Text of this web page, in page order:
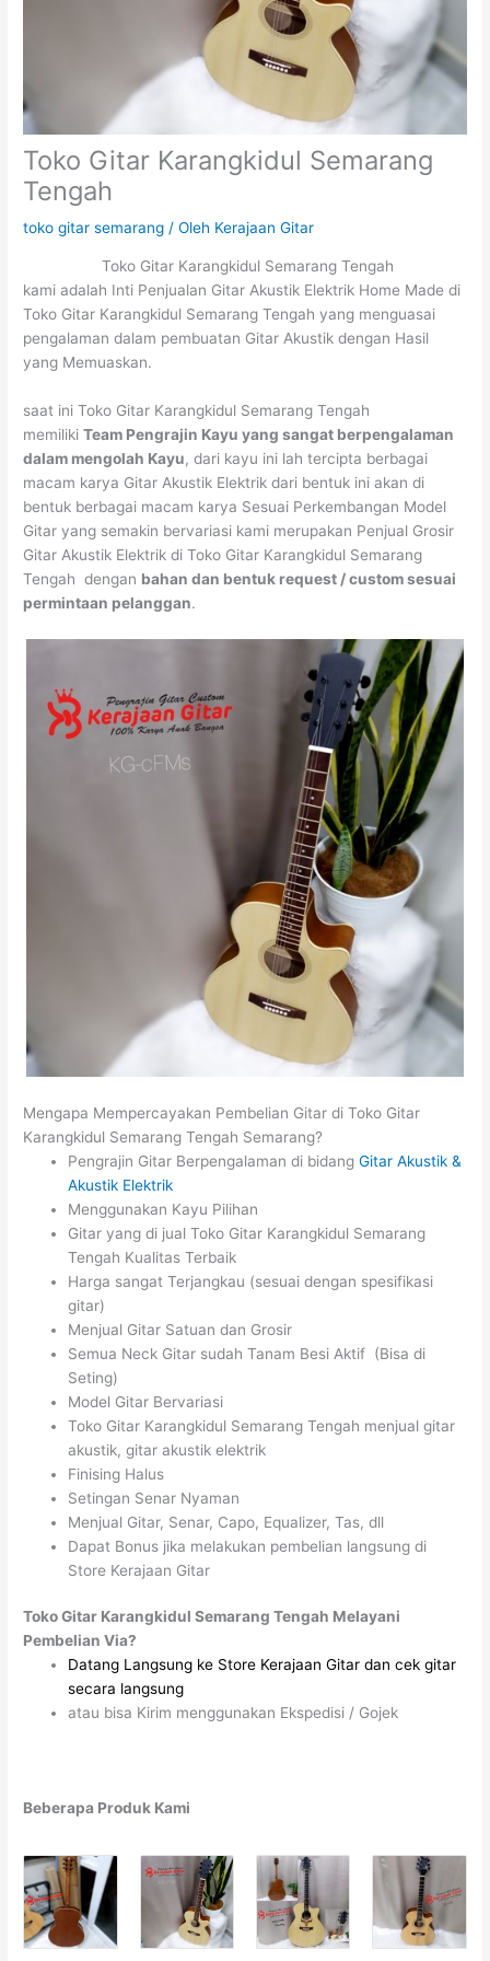
Toko Gitar Karangkidul Semarang
Tengah
toko gitar semarang / Oleh Kerajaan Gitar
Toko Gitar Karangkidul Semarang Tengah
kami adalah Inti Penjualan Gitar Akustik Elektrik Home Made di
Toko Gitar Karangkidul Semarang Tengah yang menguasai
pengalaman dalam pembuatan Gitar Akustik dengan Hasil
yang Memuaskan.
saat ini Toko Gitar Karangkidul Semarang Tengah
memilikiTeam Pengrajin Kayu yang sangat berpengalaman
dalam mengolah Kayu, dari kayu ini lah tercipta berbagai
macam karya Gitar Akustik Elektrik dari bentuk ini akan di
bentuk berbagai macam karya Sesuai Perkembangan Model
Gitar yang semakin bervariasi kami merupakan Penjual Grosir
Gitar Akustik Elektrik di Toko Gitar Karangkidul Semarang
Tengah dengan bahan dan bentuk request / custom sesuai
permintaan pelanggan.
Mengapa Mempercayakan Pembelian Gitar di Toko Gitar
Karangkidul Semarang Tengah Semarang?
Pengrajin Gitar Berpengalaman di bidangGitar Akustik &
Akustik Elektrik
Menggunakan Kayu Pilihan
Gitar yang di jual Toko Gitar Karangkidul Semarang
Tengah Kualitas Terbaik
Harga sangat Terjangkau (sesuai dengan spesifikasi
gitar)
Menjual Gitar Satuan dan Grosir
Semua Neck Gitar sudah Tanam Besi Aktif (Bisa di
Seting)
Model Gitar Bervariasi
Toko Gitar Karangkidul Semarang Tengah menjual gitar
akustik, gitar akustik elektrik
Finising Halus
Setingan Senar Nyaman
Menjual Gitar, Senar, Capo, Equalizer, Tas, dll
Dapat Bonus jika melakukan pembelian langsung di
Store Kerajaan Gitar
Toko Gitar Karangkidul Semarang Tengah Melayani
Pembelian Via?
Datang Langsung ke Store Kerajaan Gitar dan cek gitar
secara langsung
atau bisa Kirim menggunakan Ekspedisi / Gojek
Beberapa Produk Kami